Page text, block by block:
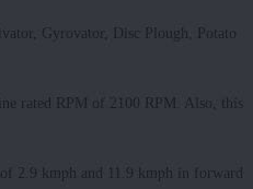
Gyrovator, Disc Plough, Potato
rated RPM of 2100 RPM. Also, this
2.9 kmph and 11.9 kmph in forward